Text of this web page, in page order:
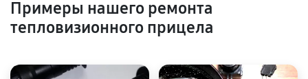
Примеры нашего ремонта
тепловизионного прицела